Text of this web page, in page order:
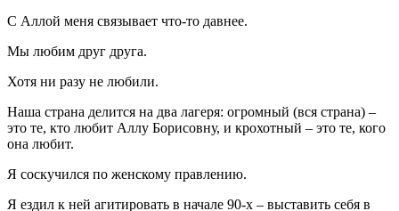
С Аллой меня связывает что-то давнее.
Мы любим друг друга.
Хотя ни разу не любили.
Наша страна делится на два лагеря: огромный (вся страна) –
это те, кто любит Аллу Борисовну, и крохотный – это те, кого
она любит.
Я соскучился по женскому правлению.
Я ездил к ней агитировать в начале 90-х – выставить себя в